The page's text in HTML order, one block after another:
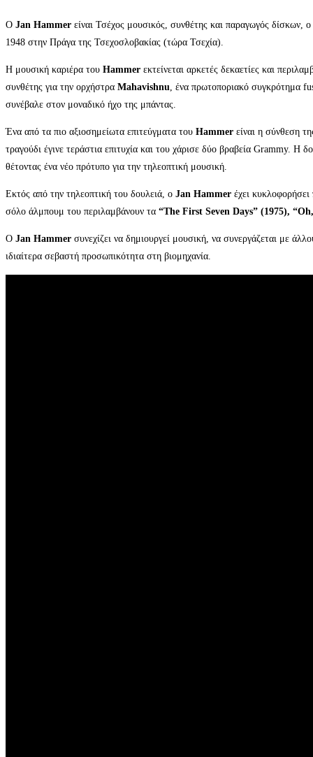
Ο Jan Hammer είναι Τσέχος μουσικός, συνθέτης και παραγωγός δίσκων,
1948 στην Πράγα της Τσεχοσλοβακίας (τώρα Τσεχία).
Η μουσική καριέρα του Hammer εκτείνεται αρκετές δεκαετίες και
συνθέτης για την ορχήστρα Mahavishnu , ένα πρωτοποριακό συγκρότημα
συνέβαλε στον μοναδικό ήχο της μπάντας.
Ένα από τα πιο αξιοσημείωτα επιτεύγματα του Hammer είναι η σύνθεση
τραγούδι έγινε τεράστια επιτυχία και του χάρισε δύο βραβεία Grammy. Η
θέτοντας ένα νέο πρότυπο για την τηλεοπτική μουσική.
Εκτός από την τηλεοπτική του δουλειά, ο Jan Hammer έχει
σόλο άλμπουμ του περιλαμβάνουν τα “The First Seven Days” (1975),
Ο Jan Hammer συνεχίζει να δημιουργεί μουσική, να συνεργάζεται με
ιδιαίτερα σεβαστή προσωπικότητα στη βιομηχανία.